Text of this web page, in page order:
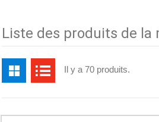
Liste des produits de la
Il y a 70 produits.